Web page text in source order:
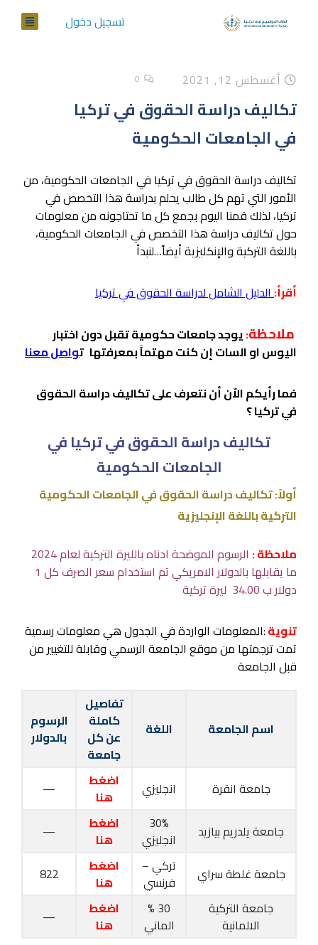
تسجيل دخول
أغسطس 12, 2021 0
تكاليف دراسة الحقوق في تركيا
في الجامعات الحكومية
تكاليف دراسة الحقوق في تركيا في الجامعات الحكومية، من
الأمور التي تهم كل طالب يحلم بدراسة هذا التخصص في
تركيا، لذلك قمنا اليوم بجمع كل ما تحتاجونه من معلومات
حول تكاليف دراسة هذا التخصص في الجامعات الحكومية،
باللغة التركية والإنكليزية أيضاً…لنبدأ
أقرأ:الدليل الشامل لدراسة الحقوق في تركيا
ملاحظة:يوجد جامعات حكومية تقبل دون اختبار
اليوس او السات إن كنت مهتماً بمعرفتها تواصل معنا
فما رأيكم الاّن أن نتعرف على تكاليف دراسة الحقوق
في تركيا ؟
تكاليف دراسة الحقوق في تركيا في
الجامعات الحكومية
أولاً: تكاليف دراسة الحقوق في الجامعات الحكومية
التركية باللغة الإنجليزية
ملاحظة :
الرسوم الموضحة ادناه بالليرة التركية لعام 2024
ما يقابلها بالدولار الامريكي تم استخدام سعر الصرف كل 1
دولار ب 34.00 ليرة تركية
تنوية:المعلومات الواردة في الجدول هي معلومات رسمية
تمت ترجمتها من موقع الجامعة الرسمي وقابلة للتغيير من
قبل الجامعة
اسم الجامعة اللغة
تفاصيل
كاملة
عن كل
جامعة
الرسوم
بالدولار
جامعة انقرة انجليزي
اضغط
هنا
—
جامعة يلدريم بيازيد
30%
انجليزي
اضغط
هنا
—
جامعة غلطة سراي
تركي –
فرنسي
اضغط
هنا
822
جامعة التركية
الالمانية
30 %
الماني
اضغط
هنا
—